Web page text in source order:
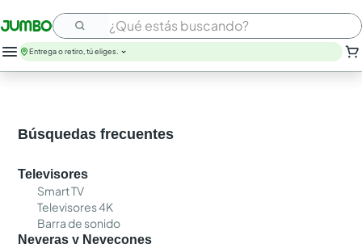
¿Qué estás buscando?
Entrega o retiro, tú eliges.
Búsquedas frecuentes
Televisores
Smart TV
Televisores 4K
Barra de sonido
Neveras y Nevecones